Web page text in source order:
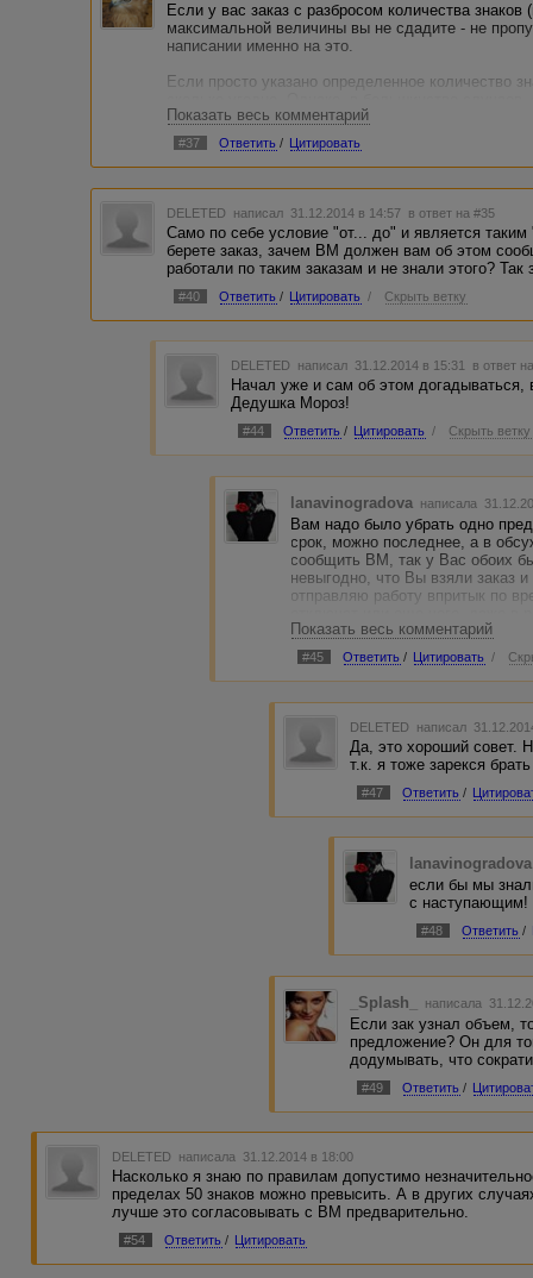
Если у вас заказ с разбросом количества
максимальной величины вы не сдадите - не
написании именно на это.
Если просто указано определенное количество
Сама допускаю превышения в пределах сотни
50. За 2,5 года нареканий за это ни разу не было.
Показать весь комментарий
#37 Ответить / Цитировать
DELETED написал 31.12.2014 в 14:57 в ответ на #35
Само по себе условие "от... до" и является
берете заказ, зачем ВМ должен вам об этом
работали по таким заказам и не знали этого? Так
#40 Ответить / Цитировать / Скрыть ветку
DELETED написал 31.12.2014 в 15:31 в ответ
Начал уже и сам об этом
Дедушка Мороз!
#44 Ответить / Цитировать / Скрыть ветку
lanavinogradova написала
Вам надо было убрать одно
срок, можно последнее, а в
сообщить ВМ, так у Вас обоих
невыгодно, что Вы взяли заказ
отправляю работу впритык по
ограничением 30 минут - час
Показать весь комментарий
#45 Ответить / Цитировать /
DELETED написал
Да, это хороший совет.
т.к. я тоже зарекся
#47 Ответить /
lanavinogradova
если бы мы
с наступающим!
#48 Ответить /
_Splash_ написала
Если зак узнал объем,
предложение? Он для
додумывать, что
#49 Ответить /
DELETED написала 31.12.2014 в 18:00
Насколько я знаю по правилам допустимо
пределах 50 знаков можно превысить. А в других
лучше это согласовывать с ВМ предварительно.
#54 Ответить / Цитировать